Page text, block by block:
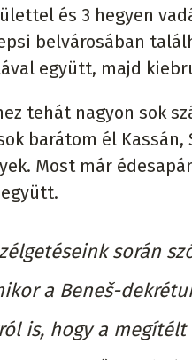
és 3 hegyen
belvárosában
együtt, majd
tehát nagyon sok
barátom él
Most már
során
a Beneš-
is, hogy a